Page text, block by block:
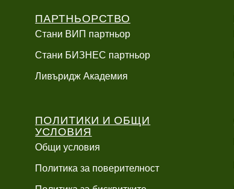
ПАРТНЬОРСТВО
Стани ВИП партньор
Стани БИЗНЕС партньор
Ливъридж Академия
ПОЛИТИКИ И ОБЩИ
УСЛОВИЯ
Общи условия
Политика за поверителност